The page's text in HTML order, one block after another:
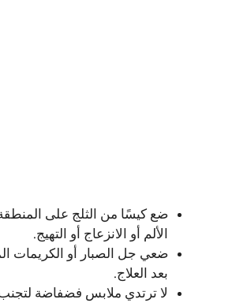
ضع كيسًا من الثلج على المنطقة
الألم أو الانزعاج أو التهيج.
بعد العلاج.
لا ترتدي ملابس فضفاضة